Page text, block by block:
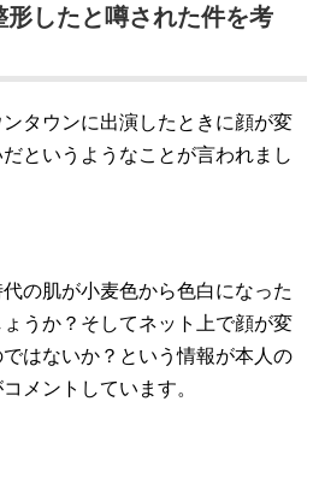
形したと噂された件を考
タウンに出演したときに顔が変
というようなことが言われまし
の肌が小麦色から色白になった
うか？そしてネット上で顔が変
はないか？という情報が本人の
メントしています。